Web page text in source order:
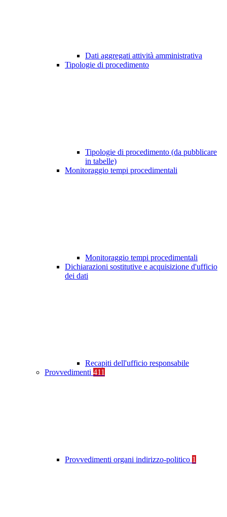
Dati aggregati attività amministrativa
Tipologie di procedimento
Tipologie di procedimento (da pubblicare
in tabelle)
Monitoraggio tempi procedimentali
Monitoraggio tempi procedimentali
Dichiarazioni sostitutive e acquisizione d'ufficio
dei dati
Recapiti dell'ufficio responsabile
Provvedimenti 411
Provvedimenti organi indirizzo-politico 1